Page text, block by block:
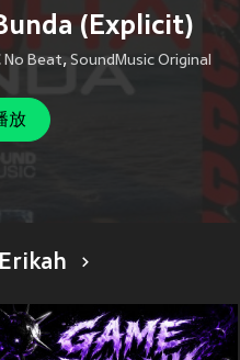
(Explicit)
No Beat, SoundMusic Original
放